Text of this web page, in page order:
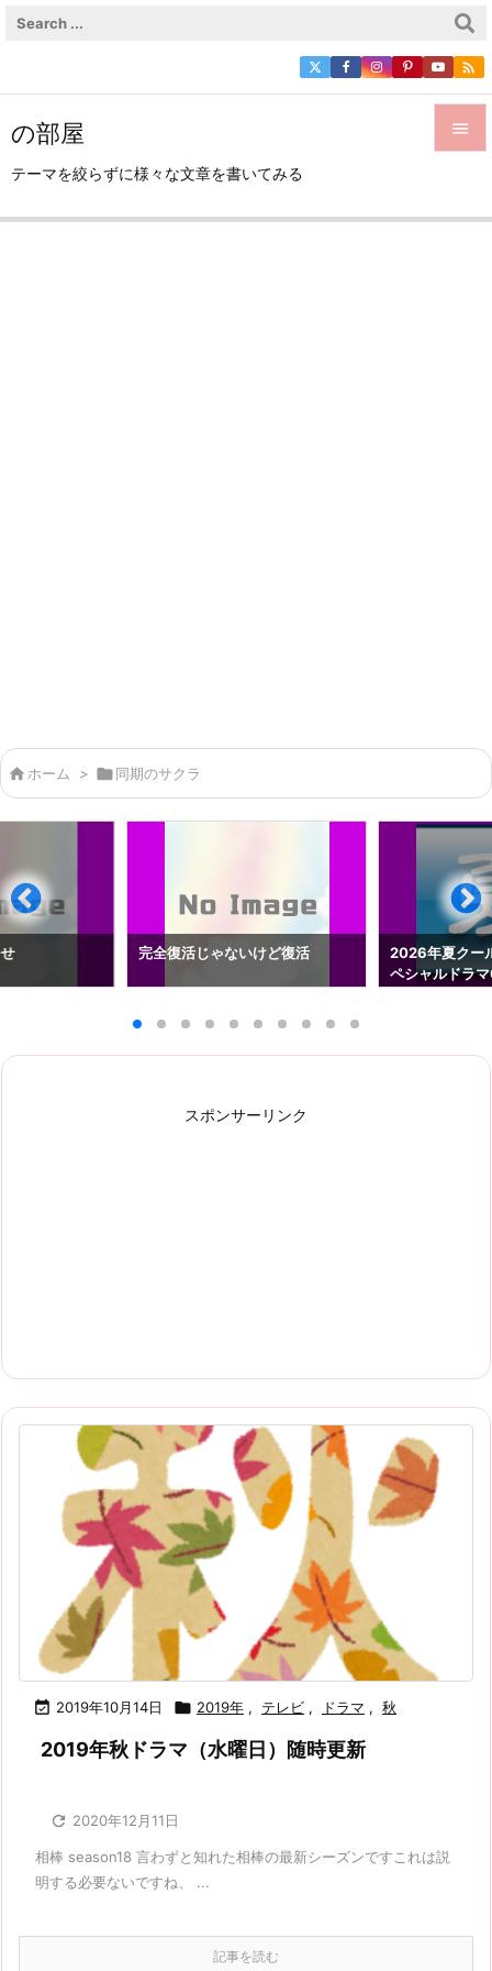
の部屋
テーマを絞らずに様々な文章を書いてみる



 ホーム > 同期のサクラ
完全復活じゃないけど復活
2026年夏クー
ペシャルドラ
スポンサーリンク
 2019年10月14日  2019年 , テレビ , ドラマ , 秋
2019年秋ドラマ（水曜日）随時更新
 2020年12月11日
相棒 season18 言わずと知れた相棒の最新シーズンですこれは説
明する必要ないですね、 ...
記事を読む